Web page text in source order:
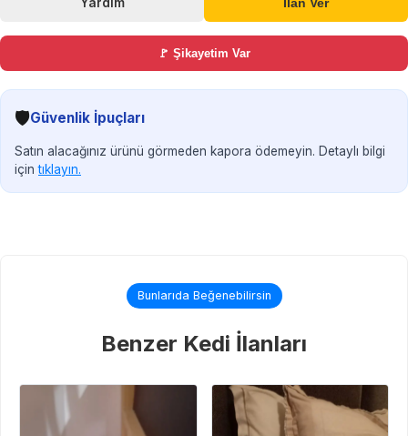
İlan Ver
🚩 Şikayetim Var
🛡️Güvenlik İpuçları
Satın alacağınız ürünü görmeden kapora ödemeyin. Detaylı bilgi
içintıklayın.
Bunlarıda Beğenebilirsin
Benzer Kedi İlanları